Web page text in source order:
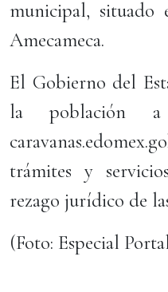
municipal, situado
Amecameca.
El Gobierno del
la población
trámites y
rezago jurídico de
(Foto: Especial